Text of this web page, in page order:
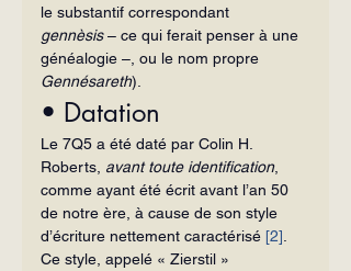
le substantif correspondant
gennèsis – ce qui ferait penser à une
généalogie –, ou le nom propre
Gennésareth).
• Datation
Le 7Q5 a été daté par Colin H.
Roberts, avant toute identification,
comme ayant été écrit avant l’an 50
de notre ère, à cause de son style
d’écriture nettement caractérisé [2]
Ce style, appelé « Zierstil »